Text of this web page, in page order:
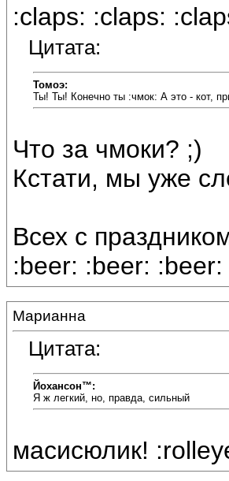
:claps: :claps:
Цитата:
Томоэ:
Ты! Ты! Конечно ты :чмок: А это - кот,
Что за чмоки? ;)
Кстати, мы уже
Всех с
:beer: :beer: :beer:
Марианна
Цитата:
Йохансон™:
Я ж легкий, но, правда, сильный
масисюлик!